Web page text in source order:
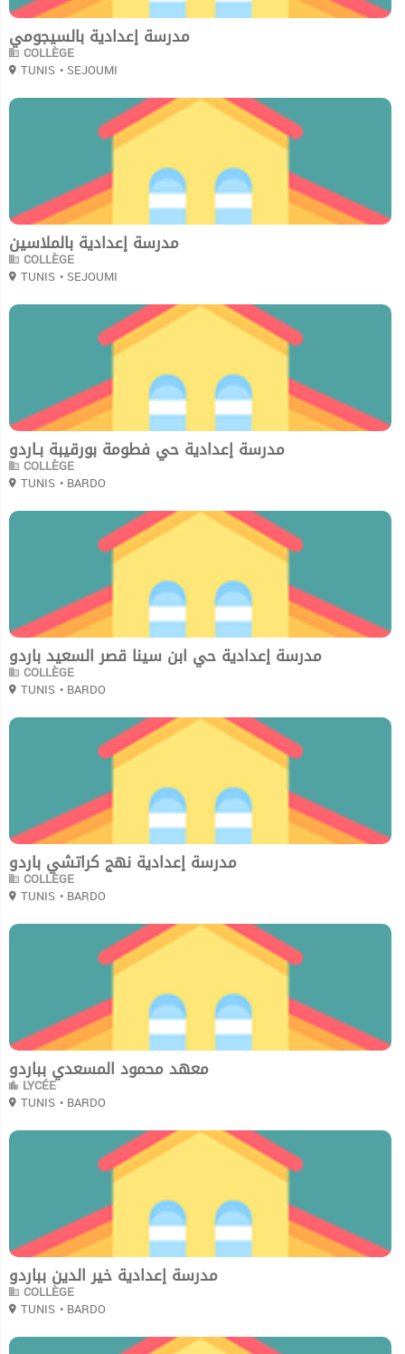
مدرسة إعدادية بالسيجومي
COLLÈGE
TUNIS • SEJOUMI
مدرسة إعدادية بالملاسين
COLLÈGE
TUNIS • SEJOUMI
مدرسة إعدادية حي فطومة بورقيبة بـاردو
COLLÈGE
TUNIS • BARDO
مدرسة إعدادية حي ابن سينا قصر السعيد باردو
COLLÈGE
TUNIS • BARDO
مدرسة إعدادية نهج كراتشي باردو
COLLÈGE
TUNIS • BARDO
معهد محمود المسعدي بباردو
LYCÉE
TUNIS • BARDO
مدرسة إعدادية خير الدين بباردو
COLLÈGE
TUNIS • BARDO